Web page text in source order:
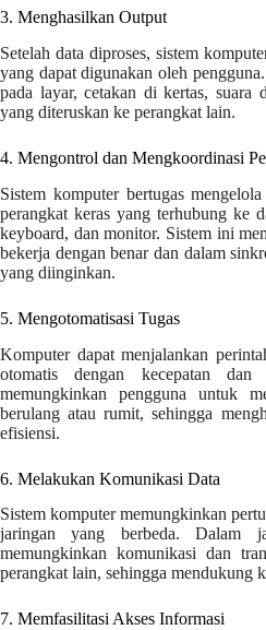
3. Menghasilkan Output
Setelah data diproses, sistem
yang dapat digunakan oleh
pada layar, cetakan di kertas, suara
yang diteruskan ke perangkat lain.
4. Mengontrol dan Mengkoordinasi
Sistem komputer bertugas
perangkat keras yang terhubung ke
keyboard, dan monitor. Sistem ini
bekerja dengan benar dan dalam
yang diinginkan.
5. Mengotomatisasi Tugas
Komputer dapat menjalankan
otomatis dengan kecepatan
memungkinkan pengguna untuk
berulang atau rumit, sehingga
efisiensi.
6. Melakukan Komunikasi Data
Sistem komputer memungkinkan
jaringan yang berbeda. Dalam
memungkinkan komunikasi dan
perangkat lain, sehingga mendukung
7. Memfasilitasi Akses Informasi